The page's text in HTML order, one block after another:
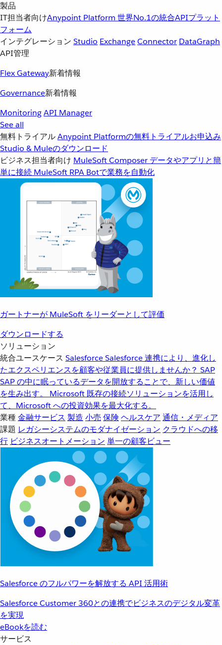
製品
IT担当者向けAnypoint Platform 世界No.1の統合APIプラット
フォーム
インテグレーション Studio ExchangeConnector DataGraph
API管理
Flex Gateway新着情報
Governance新着情報
MonitoringAPI Manager
See all
無料トライアルAnypoint Platformの無料トライアルお申込み
Studio & Muleのダウンロード
ビジネス担当者向け MuleSoft Composer データやアプリと簡
単に接続 MuleSoft RPA Botで業務を自動化
ガートナーが MuleSoft をリーダーとして評価
ダウンロードする
ソリューション
統合ユースケース SalesforceSalesforce 連携により、進化し
たエクスペリエンスを顧客や従業員に提供しませんか？ SAP
SAP の中に眠っているデータを開放することで、新しい価値
を生み出す。
Microsoft 既存の接続ソリューションを活用し
て、Microsoft への投資効果を最大化する。
業種金融サービス 製造 小売 保険 ヘルスケア 通信・メディア
課題 レガシーシステムのモダナイゼーション クラウドへの移
行 ビジネスオートメーション 単一の顧客ビュー
Salesforce のフルパワーを解放する API 活用術
Salesforce Customer 360との連携でビジネスのデジタル変革
を実現
eBookを読む
サービス